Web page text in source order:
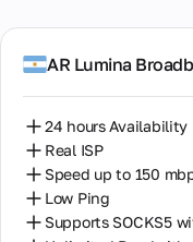
AR Lumina
24 hours Availability
Real ISP
Speed up to 150
Low Ping
Supports SOCKS5